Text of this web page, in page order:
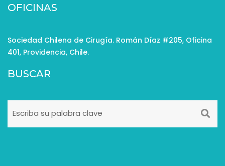
OFICINAS
Sociedad Chilena de Cirugía. Román Díaz #205, Oficina
401, Providencia, Chile.
BUSCAR